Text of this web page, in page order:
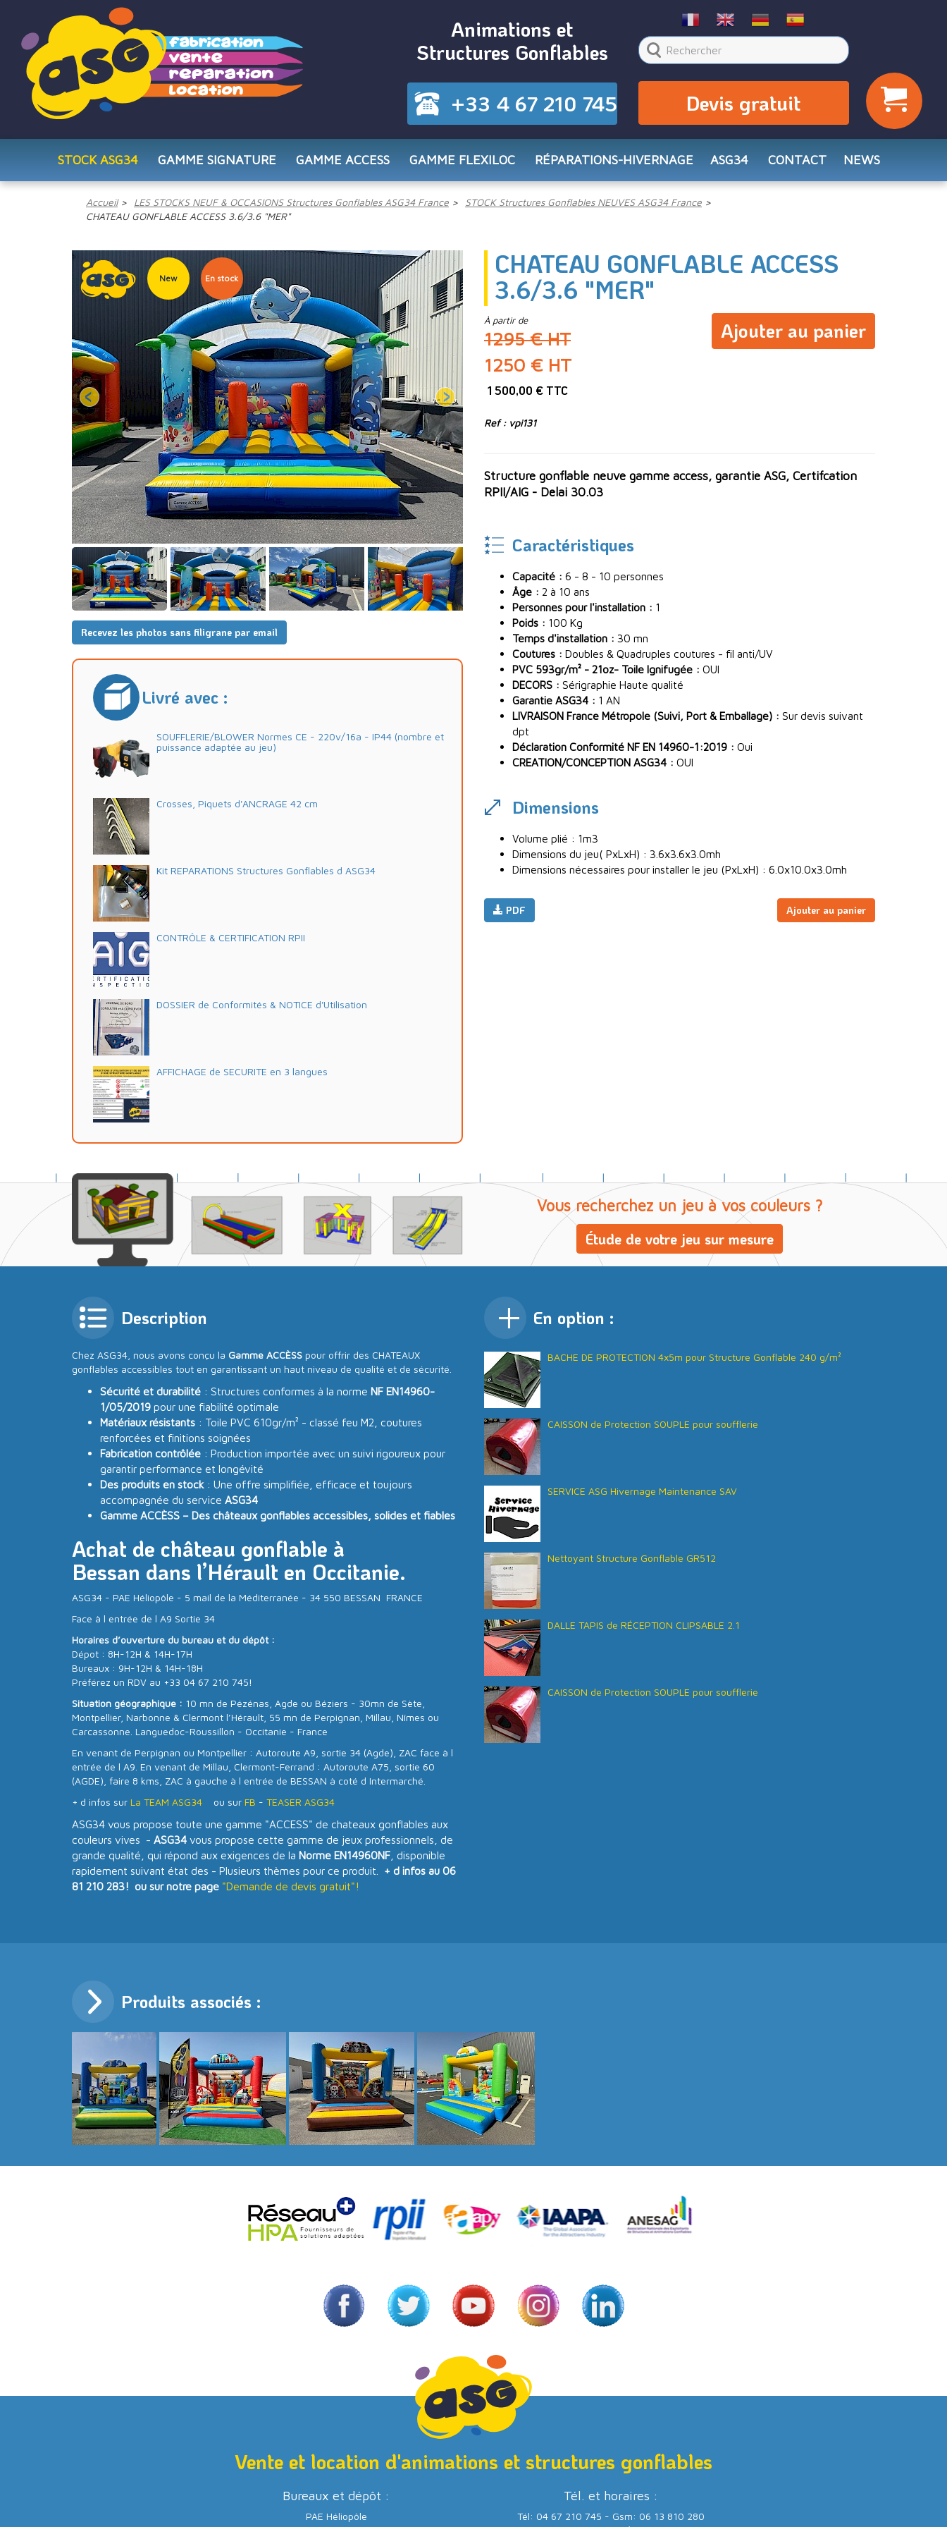
Animations et
Structures Gonflables
+33 4 67 210 745 Devis gratuit
STOCK ASG34 GAMME SIGNATURE GAMME ACCESS GAMME FLEXILOC RÉPARATIONS-HIVERNAGE ASG34 CONTACT NEWS
Accueil LES STOCKS NEUF & OCCASIONS Structures Gonflables ASG34 France
STOCK Structures Gonflables NEUVES ASG34 France
CHATEAU GONFLABLE ACCESS 3.6/3.6 "MER"
Recevez les photos sans filigrane par email
New En stock
Livré avec :
SOUFFLERIE/BLOWER Normes CE - 220v/16a - IP44 (nombre et
puissance adaptée au jeu)
Crosses, Piquets d'ANCRAGE 42 cm
Kit REPARATIONS Structures Gonflables d ASG34
CONTRÔLE & CERTIFICATION RPII
DOSSIER de Conformités & NOTICE d'Utilisation
AFFICHAGE de SECURITE en 3 langues
CHATEAU GONFLABLE ACCESS
3.6/3.6 "MER"
À partir de
1295 € HT
1250 € HT
1 500,00 € TTC
Ajouter au panier
Ref : vpi131
Structure gonflable neuve gamme access, garantie ASG, Certifcation
RPII/AIG - Delai 30.03
Caractéristiques
Capacité : 6 - 8 - 10 personnes
Âge : 2 à 10 ans
Personnes pour l'installation : 1
Poids : 100 Kg
Temps d'installation : 30 mn
Coutures : Doubles & Quadruples coutures - fil anti/UV
PVC 593gr/m² - 21oz- Toile Ignifugée : OUI
DECORS : Sérigraphie Haute qualité
Garantie ASG34 : 1 AN
LIVRAISON France Métropole (Suivi, Port & Emballage) : Sur devis suivant
dpt
Déclaration Conformité NF EN 14960-1:2019 : Oui
CREATION/CONCEPTION ASG34 : OUI
Dimensions
Volume plié : 1m3
Dimensions du jeu( PxLxH) : 3.6x3.6x3.0mh
Dimensions nécessaires pour installer le jeu (PxLxH) : 6.0x10.0x3.0mh
Ajouter au panier
PDF
Vous recherchez un jeu à vos couleurs ?
Étude de votre jeu sur mesure
Description
Chez ASG34, nous avons conçu la Gamme ACCÈSS pour offrir des CHATEAUX
gonflables accessibles tout en garantissant un haut niveau de qualité et de sécurité.
Sécurité et durabilité : Structures conformes à la norme NF EN14960-
1/05/2019 pour une fiabilité optimale
Matériaux résistants : Toile PVC 610gr/m² - classé feu M2, coutures
renforcées et finitions soignées
Fabrication contrôlée : Production importée avec un suivi rigoureux pour
garantir performance et longévité
Des produits en stock: Une offre simplifiée, efficace et toujours
accompagnée du service ASG34
Gamme ACCÈSS – Des châteaux gonflables accessibles, solides et fiables
Achat de château gonflable à
Bessan dans l’Hérault en Occitanie.
ASG34 - PAE Héliopôle - 5 mail de la Méditerranée - 34 550 BESSAN FRANCE
Face à l entrée de l A9 Sortie 34
Horaires d’ouverture du bureau et du dépôt :
Dépot : 8H-12H & 14H-17H
Bureaux : 9H-12H & 14H-18H
Préférez un RDV au +33 04 67 210 745!
Situation géographique : 10 mn de Pézénas, Agde ou Béziers - 30mn de Sète,
Montpellier, Narbonne & Clermont l’Hérault, 55 mn de Perpignan, Millau, Nîmes ou
Carcassonne. Languedoc-Roussillon - Occitanie - France
En venant de Perpignan ou Montpellier : Autoroute A9, sortie 34 (Agde), ZAC face à l
entrée de l A9. En venant de Millau, Clermont-Ferrand : Autoroute A75, sortie 60
(AGDE), faire 8 kms, ZAC à gauche à l entrée de BESSAN à coté d Intermarché.
+ d infos sur La TEAM ASG34 ou sur FB - TEASER ASG34
ASG34 vous propose toute une gamme "ACCESS" de chateaux gonflables aux
couleurs vives - ASG34 vous propose cette gamme de jeux professionnels, de
grande qualité, qui répond aux exigences de la Norme EN14960NF , disponible
rapidement suivant état des - Plusieurs thèmes pour ce produit.
+ d infos au 06
81 210 283! ou sur notre page "Demande de devis gratuit"!
En option :
BACHE DE PROTECTION 4x5m pour Structure Gonflable 240 g/m²
CAISSON de Protection SOUPLE pour soufflerie
SERVICE ASG Hivernage Maintenance SAV
Nettoyant Structure Gonflable GR512
DALLE TAPIS de RÉCEPTION CLIPSABLE 2.1
CAISSON de Protection SOUPLE pour soufflerie
Produits associés :
Vente et location d'animations et structures gonflables
Bureaux et dépôt :
PAE Héliopôle
Tél. et horaires :
Tél: 04 67 210 745 - Gsm: 06 13 810 280